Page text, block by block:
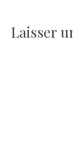
l’article
Laisser